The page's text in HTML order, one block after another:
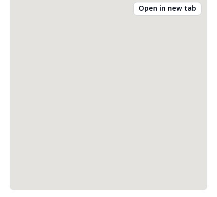
Open in new tab